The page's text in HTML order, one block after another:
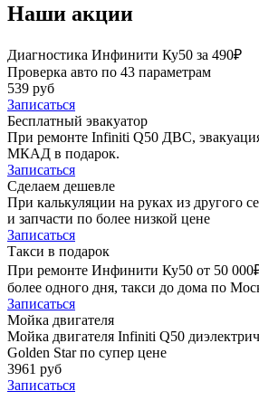
Наши акции
Диагностика Инфинити Ку50 за 490₽
Проверка авто по 43 параметрам
539 руб
Записаться
Бесплатный эвакуатор
При ремонте Infiniti Q50 ДВС,
МКАД в подарок.
Записаться
Сделаем дешевле
При калькуляции на руках из другого
и запчасти по более низкой цене
Записаться
Такси в подарок
При ремонте Инфинити Ку50 от 50
более одного дня, такси до дома по
Записаться
Мойка двигателя
Мойка двигателя Infiniti Q50
Golden Star по супер цене
3961 руб
Записаться